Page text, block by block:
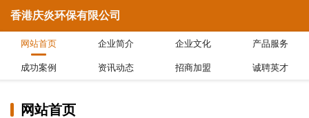
香港庆炎环保有限公司
网站首页 企业简介 企业文化 产品服务
成功案例 资讯动态 招商加盟 诚聘英才
网站首页